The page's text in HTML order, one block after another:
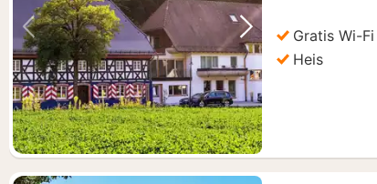
Forrige bilde Neste bildeGratis Wi-Fi
Heis